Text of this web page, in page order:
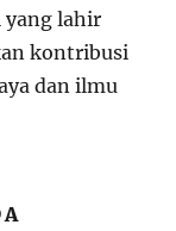
yang lahir
kontribusi
dan ilmu